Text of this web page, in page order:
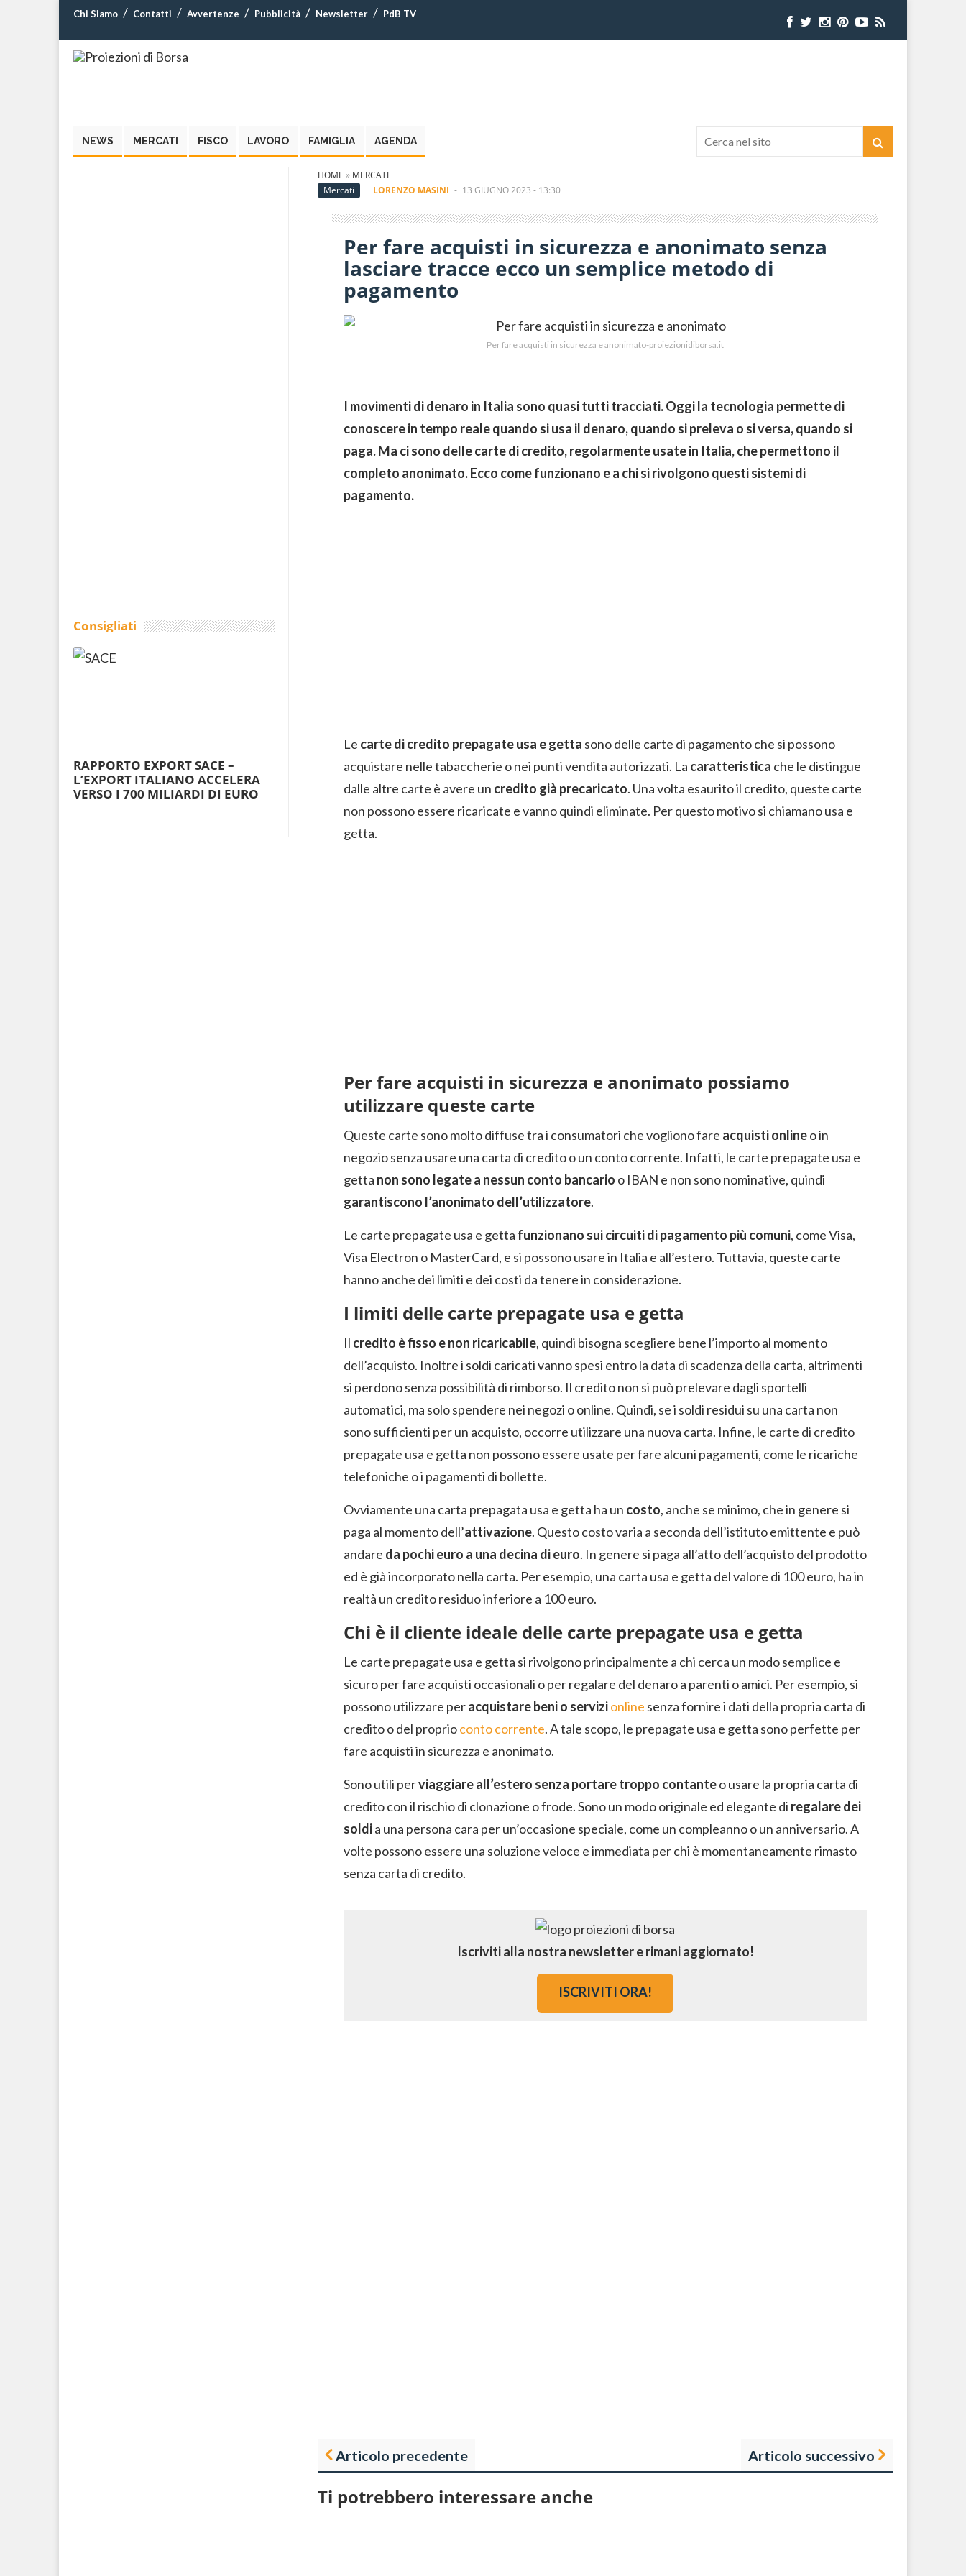
Chi Siamo Contatti Avvertenze Pubblicità Newsletter PdB TV
NEWS MERCATI FISCO LAVORO FAMIGLIA AGENDA
HOME » MERCATI
Mercati
LORENZO MASINI - 13 GIUGNO 2023 - 13:30
Per fare acquisti in sicurezza e anonimato senza
lasciare tracce ecco un semplice metodo di
pagamento
Per fare acquisti in sicurezza e anonimato-proiezionidiborsa.it
I movimenti di denaro in Italia sono quasi tutti tracciati. Oggi la tecnologia permette di
conoscere in tempo reale quando si usa il denaro, quando si preleva o si versa, quando si
paga. Ma ci sono delle carte di credito, regolarmente usate in Italia, che permettono il
completo anonimato. Ecco come funzionano e a chi si rivolgono questi sistemi di
pagamento.
Le carte di credito prepagate usa e getta sono delle carte di pagamento che si possono
acquistare nelle tabaccherie o nei punti vendita autorizzati. La caratteristica che le distingue
dalle altre carte è avere un credito già precaricato. Una volta esaurito il credito, queste carte
non possono essere ricaricate e vanno quindi eliminate. Per questo motivo si chiamano usa e
getta.
Per fare acquisti in sicurezza e anonimato possiamo
utilizzare queste carte
Queste carte sono molto diffuse tra i consumatori che vogliono fare acquisti onlineo in
negozio senza usare una carta di credito o un conto corrente. Infatti, le carte prepagate usa e
getta non sono legate a nessun conto bancario o IBAN e non sono nominative, quindi
garantiscono l’anonimato dell’utilizzatore.
Le carte prepagate usa e getta funzionano sui circuiti di pagamento più comuni, come Visa,
Visa Electron o MasterCard, e si possono usare in Italia e all’estero. Tuttavia, queste carte
hanno anche dei limiti e dei costi da tenere in considerazione.
I limiti delle carte prepagate usa e getta
Il credito è fisso e non ricaricabile, quindi bisogna scegliere bene l’importo al momento
dell’acquisto. Inoltre i soldi caricati vanno spesi entro la data di scadenza della carta, altrimenti
si perdono senza possibilità di rimborso. Il credito non si può prelevare dagli sportelli
automatici, ma solo spendere nei negozi o online. Quindi, se i soldi residui su una carta non
sono sufficienti per un acquisto, occorre utilizzare una nuova carta. Infine, le carte di credito
prepagate usa e getta non possono essere usate per fare alcuni pagamenti, come le ricariche
telefoniche o i pagamenti di bollette.
Ovviamente una carta prepagata usa e getta ha un costo, anche se minimo, che in genere si
paga al momento dell’attivazione. Questo costo varia a seconda dell’istituto emittente e può
andare da pochi euro a una decina di euro. In genere si paga all’atto dell’acquisto del prodotto
ed è già incorporato nella carta. Per esempio, una carta usa e getta del valore di 100 euro, ha in
realtà un credito residuo inferiore a 100 euro.
Chi è il cliente ideale delle carte prepagate usa e getta
Le carte prepagate usa e getta si rivolgono principalmente a chi cerca un modo semplice e
sicuro per fare acquisti occasionali o per regalare del denaro a parenti o amici. Per esempio, si
possono utilizzare peracquistare beni o servizionline senza fornire i dati della propria carta di
credito o del proprioconto corrente. A tale scopo, le prepagate usa e getta sono perfette per
fare acquisti in sicurezza e anonimato.
Sono utili perviaggiare all’estero senza portare troppo contanteo usare la propria carta di
credito con il rischio di clonazione o frode. Sono un modo originale ed elegante di regalare dei
soldia una persona cara per un’occasione speciale, come un compleanno o un anniversario. A
volte possono essere una soluzione veloce e immediata per chi è momentaneamente rimasto
senza carta di credito.
Iscriviti alla nostra newsletter e rimani aggiornato!
ISCRIVITI ORA!
Articolo precedente Articolo successivo
Ti potrebbero interessare anche
Consigliati
RAPPORTO EXPORT SACE –
L’EXPORT ITALIANO ACCELERA
VERSO I 700 MILIARDI DI EURO